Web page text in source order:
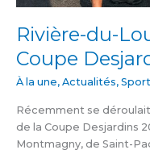
Rivière-du-
Coupe
À la une, Actualités,
Récemment se
de la Coupe Desjardins
Montmagny, de Saint-